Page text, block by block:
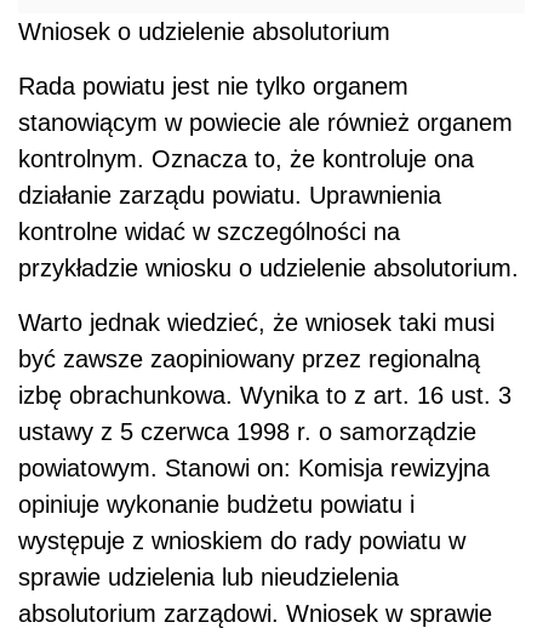
Wniosek o udzielenie absolutorium
Rada powiatu jest nie tylko organem
stanowiącym w powiecie ale również organem
kontrolnym. Oznacza to, że kontroluje ona
działanie zarządu powiatu. Uprawnienia
kontrolne widać w szczególności na
przykładzie wniosku o udzielenie absolutorium.
Warto jednak wiedzieć, że wniosek taki musi
być zawsze zaopiniowany przez regionalną
izbę obrachunkowa. Wynika to z art. 16 ust. 3
ustawy z 5 czerwca 1998 r. o samorządzie
powiatowym. Stanowi on: Komisja rewizyjna
opiniuje wykonanie budżetu powiatu i
występuje z wnioskiem do rady powiatu w
sprawie udzielenia lub nieudzielenia
absolutorium zarządowi. Wniosek w sprawie